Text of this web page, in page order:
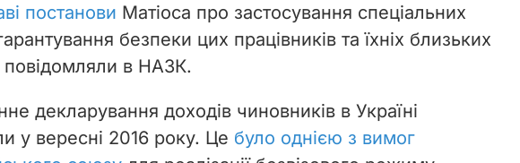
постанови Матіоса про застосування спеціальних
безпеки цих працівників та їхніх близьких
повідомляли в НАЗК.
декларування доходів чиновників в Україні
у вересні 2016 року. Це було однією з вимог